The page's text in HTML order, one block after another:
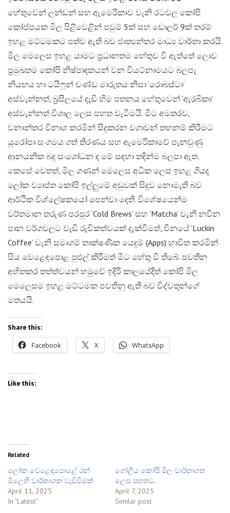
හේතුවෙන් ලන්ඩන් සහ ඇමෙරිකාව වැනි රටවල කෝපි
කෝප්පයක මිල පිළිවෙළින් පවුම් 5ක් සහ ඩොලර් 9ක් තරම්
ඉහළ මට්ටමකට පත්ව ඇති බව ජාත්‍යන්තර මාධ්‍ය වාර්තා කරයි.
මිල මෙලෙස ඉහළ යාමට ප්‍රධානතම හේතුව වී ඇත්තේ ලොව
ප්‍රමුඛතම කෝපි නිෂ්පාදකයන් වන වියට්නාමයට බලපෑ
නියඟය හා ටයිෆූන් චණ්ඩ මාරුතය නිසා ‘රොබස්ටා’
අස්වැන්නත්, බ්‍රසීලයේ දැඩි හිම පතනය හේතුවෙන් ‘ඇරබිකා’
අස්වැන්නත් විශාල ලෙස පහත වැටීමයි. මීට අමතරව,
වනාන්තර විනාශ කරමින් සිදුකරන වගාවන් තහනම් කිරීමට
යුරෝපා සංගමය ගත් තීරණය සහ ඇමෙරිකාවේ පැනවුණු
ආනයනික බදු සංශෝධන ද මේ සඳහා තදින්ම බලපා ඇත.​
කෙසේ වෙතත්, මිල ගණන් මෙලෙස අධික ලෙස ඉහළ ගියද
ලෝක ව්‍යාප්ත කෝපි ඉල්ලුමේ අඩුවක් සිදුව නොමැති බව
ආර්ථික විශ්ලේෂකයෝ පෙන්වා දෙති. විශේෂයෙන්ම
වර්තමාන තරුණ පරපුර ‘Cold Brews’ සහ ‘Matcha’ වැනි නවීන
පාන වර්ගවලට වැඩි රුචිකත්වයක් දැක්වීමත්, චීනයේ ‘Luckin
Coffee’ වැනි සමාගම් තාක්ෂණික යෙදුම් (Apps) භාවිත කරමින්
සිය වෙළෙඳපොළ පුළුල් කිරීමත් මීට හේතු වී තිබේ. පවතින
අහිතකර තත්ත්වයන් හමුවේ ඉදිරි කාලයේදීත් කෝපි මිල
මෙලෙසම ඉහළ මට්ටමක පවතිනු ඇති බව විද්වතුන්ගේ
මතයයි.
Share this:
Facebook X WhatsApp
Like this:
Related
ලෝක වෙළෙඳපොළේ රන්
මිලෙහි වාර්තාගත වැඩිවීමක්
April 11, 2025
In "Latest"
ගෝලීය කෝපි මිල වාර්තාගත
ලෙස පහතට..
April 7, 2025
Similar post